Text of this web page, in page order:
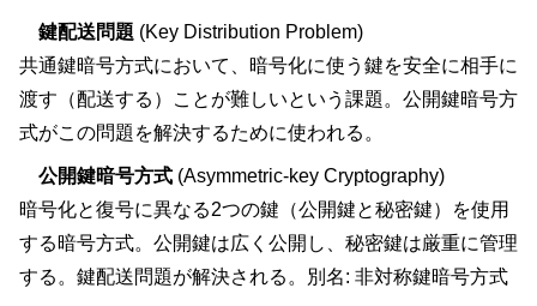
鍵配送問題 (Key Distribution Problem)
共通鍵暗号方式において、暗号化に使う鍵を安全に相手に
渡す（配送する）ことが難しいという課題。公開鍵暗号方
式がこの問題を解決するために使われる。
公開鍵暗号方式 (Asymmetric-key Cryptography)
暗号化と復号に異なる2つの鍵（公開鍵と秘密鍵）を使用
する暗号方式。公開鍵は広く公開し、秘密鍵は厳重に管理
する。鍵配送問題が解決される。別名: 非対称鍵暗号方式